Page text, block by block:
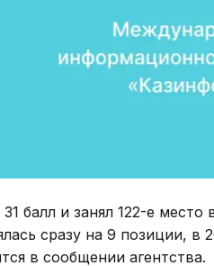
31 балл и занял 122-е
сразу на 9 позиции, в
в сообщении агентства.